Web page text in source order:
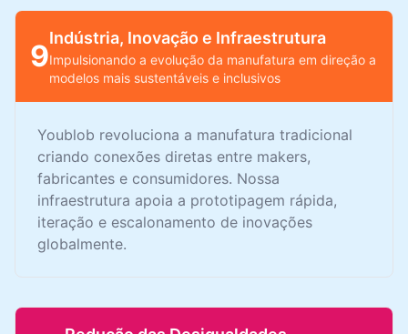
9
Indústria, Inovação e Infraestrutura
Impulsionando a evolução da manufatura em direção a
modelos mais sustentáveis e inclusivos
Youblob revoluciona a manufatura tradicional
criando conexões diretas entre makers,
fabricantes e consumidores. Nossa
infraestrutura apoia a prototipagem rápida,
iteração e escalonamento de inovações
globalmente.